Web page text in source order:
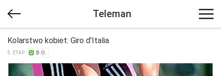
Teleman
Kolarstwo kobiet: Giro d'Italia
5. ETAP B.O.